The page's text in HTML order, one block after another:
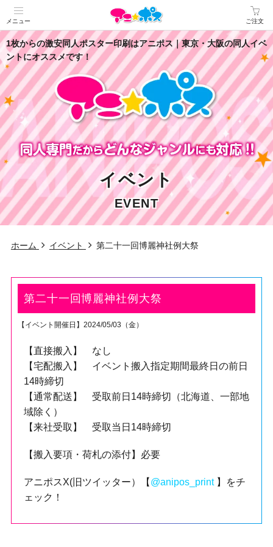
メニュー ご注文
1枚からの激安同人ポスター印刷はアニポス｜東京・大阪の同人イベ
ントにオススメです！
イベント
EVENT
ホーム イベント 第二十一回博麗神社例大祭
第二十一回博麗神社例大祭
【イベント開催日】2024/05/03（金）
【直接搬入】 なし
【宅配搬入】 イベント搬入指定期間最終日の前日
14時締切
【通常配送】 受取前日14時締切（北海道、一部地
域除く）
【来社受取】 受取当日14時締切
【搬入要項・荷札の添付】必要
アニポスX(旧ツイッター）【 @anipos_print 】をチ
ェック！